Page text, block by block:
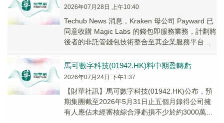
2026年07月28日 上午10:40
Techub News 消息，Kraken 母公司 Payward 已
同意收購 Magic Labs 的錢包即服務業務，計劃將
後者的非託管錢包技術整合至其企業服務平台
馬可數字科技(01942.HK)料中期盈轉虧
2026年07月24日 下午1:37
【財華社訊】馬可數字科技(01942.HK)公布，預
期集團截至2026年5月31日止五個月錄得公司擁
有人應佔未經審核綜合淨虧損不少於約3000萬元